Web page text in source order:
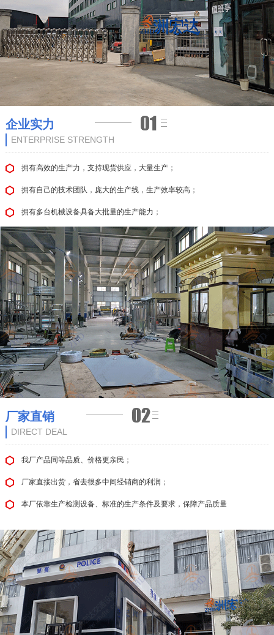
企业实力
ENTERPRISE STRENGTH
拥有高效的生产力，支持现货供应，大量生产；
拥有自己的技术团队，庞大的生产线，生产效率较高；
拥有多台机械设备具备大批量的生产能力；
厂家直销
DIRECT DEAL
我厂产品同等品质、价格更亲民；
厂家直接出货，省去很多中间经销商的利润；
本厂依靠生产检测设备、标准的生产条件及要求，保障产品质量